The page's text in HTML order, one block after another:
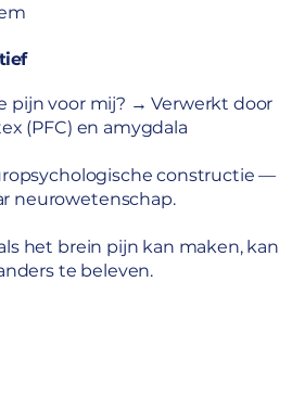
pijn voor mij? → Verwerkt door
(PFC) en amygdala
constructie —
neurowetenschap.
het brein pijn kan maken, kan
te beleven.